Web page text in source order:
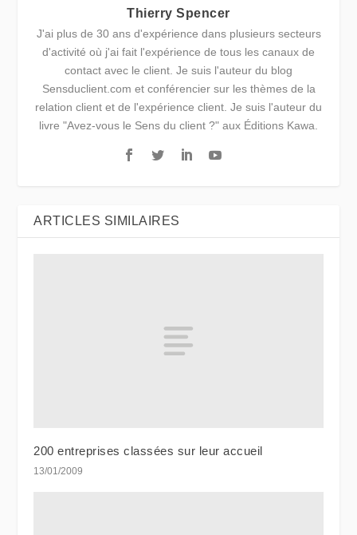
Thierry Spencer
J'ai plus de 30 ans d'expérience dans plusieurs secteurs
d'activité où j'ai fait l'expérience de tous les canaux de
contact avec le client. Je suis l'auteur du blog
Sensduclient.com et conférencier sur les thèmes de la
relation client et de l'expérience client. Je suis l'auteur du
livre "Avez-vous le Sens du client ?" aux Éditions Kawa.
ARTICLES SIMILAIRES
200 entreprises classées sur leur accueil
13/01/2009